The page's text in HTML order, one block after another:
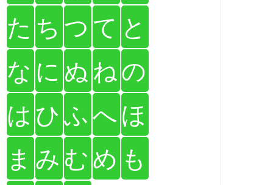
た ち つ て と
な に ぬ ねの
は ひふへほ
ま み むめ も